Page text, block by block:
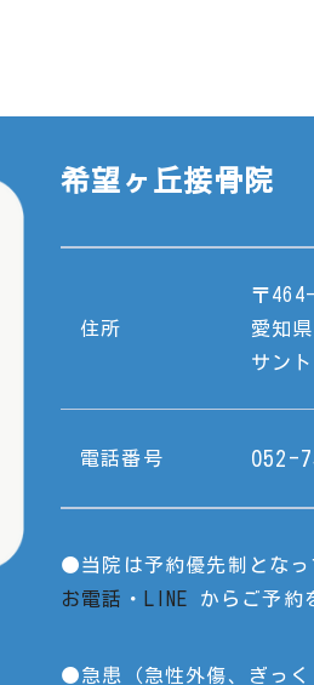
希望ヶ丘接骨院
住所
〒
愛知
サン
電話番号 052-
●当院は予約優先制とな
お電話 ・ LINE からご予約
●急患（急性外傷、ぎっ